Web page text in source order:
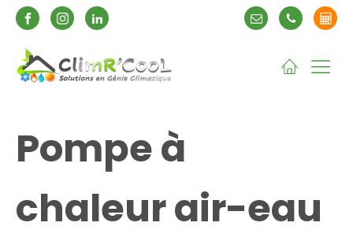
Pompe à
chaleur air-eau